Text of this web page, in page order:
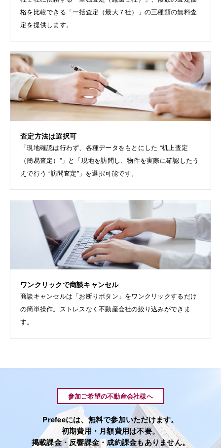
格を比較できる「一括査定（最大７社）」の三種類の無料査
定を提供します。
査定方法は選択可
「現地確認は行わず、各種データをもとにした “机上査定
（簡易査定）”」と「現地を訪問し、物件を実際に確認したう
えで行う “訪問査定”」を選択可能です。
ワンクリックで商談キャンセル
商談キャンセルは「お断りボタン」をワンクリックするだけ
の簡単操作。ストレスなく不動産会社の絞り込みができま
す。
参加ご希望の不動産会社様へ
Prefeeには、無料で参加いただけます。
初期費用・月額費用は不要。
掲載課金・反響課金・成約課金もありません。